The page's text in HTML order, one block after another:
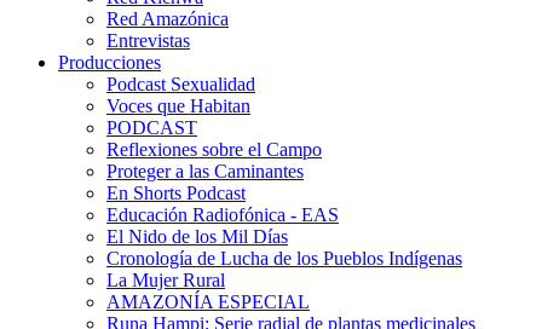
Red Amazónica
Entrevistas
Producciones
Podcast Sexualidad
Voces que Habitan
PODCAST
Reflexiones sobre el Campo
Proteger a las Caminantes
En Shorts Podcast
Educación Radiofónica - EAS
El Nido de los Mil Días
Cronología de Lucha de los Pueblos Indígenas
La Mujer Rural
AMAZONÍA ESPECIAL
Runa Hampi: Serie radial de plantas medicinales